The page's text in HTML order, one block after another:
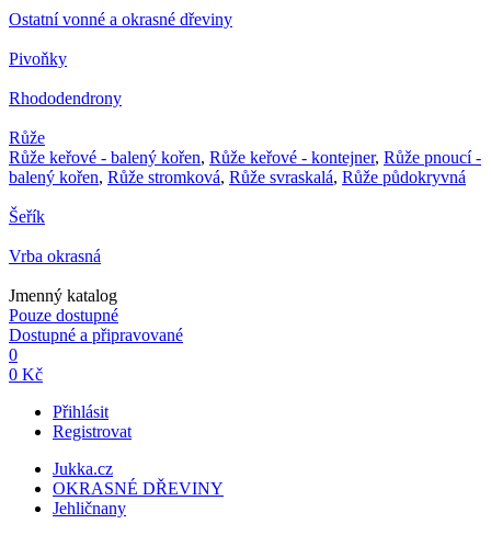
Ostatní vonné a okrasné dřeviny
Pivoňky
Rhododendrony
Růže
Růže keřové - balený kořen, Růže keřové - kontejner, Růže pnoucí -
balený kořen, Růže stromková, Růže svraskalá, Růže půdokryvná
Šeřík
Vrba okrasná
Jmenný katalog
Pouze dostupné
Dostupné a připravované
0
0 Kč
Přihlásit
Registrovat
Jukka.cz
OKRASNÉ DŘEVINY
Jehličnany